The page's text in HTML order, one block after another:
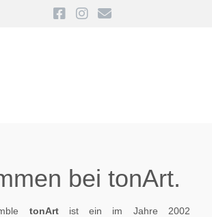
bei tonArt.
tonArt ist ein im Jahre 2002